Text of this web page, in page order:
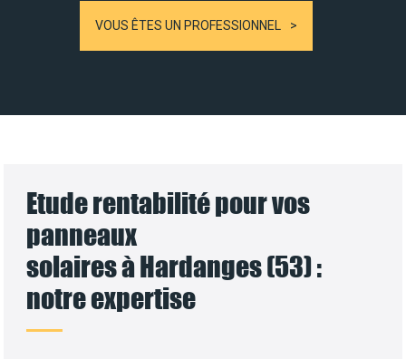
VOUS ÊTES UN PROFESSIONNEL
Etude rentabilité pour vos
panneaux
solaires à Hardanges (53) :
notre expertise